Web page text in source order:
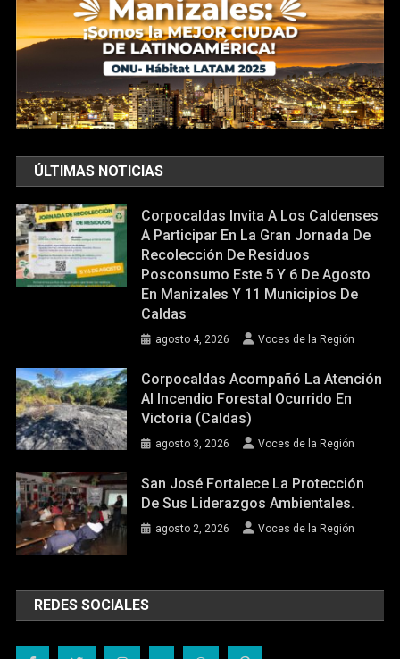
ÚLTIMAS NOTICIAS
Corpocaldas Invita A Los Caldenses
A Participar En La Gran Jornada De
Recolección De Residuos
Posconsumo Este 5 Y 6 De Agosto
En Manizales Y 11 Municipios De
Caldas
agosto 4, 2026 Voces de la Región
Corpocaldas Acompañó La Atención
Al Incendio Forestal Ocurrido En
Victoria (Caldas)
agosto 3, 2026 Voces de la Región
San José Fortalece La Protección
De Sus Liderazgos Ambientales.
agosto 2, 2026 Voces de la Región
REDES SOCIALES